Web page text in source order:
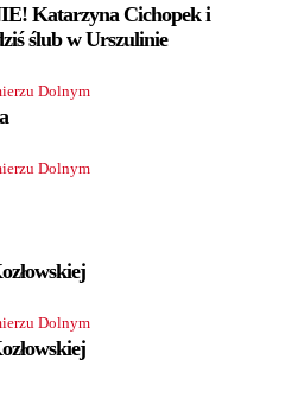
Katarzyna Cichopek i
ślub w Urszulinie
Dolnym
Dolnym
Dolnym